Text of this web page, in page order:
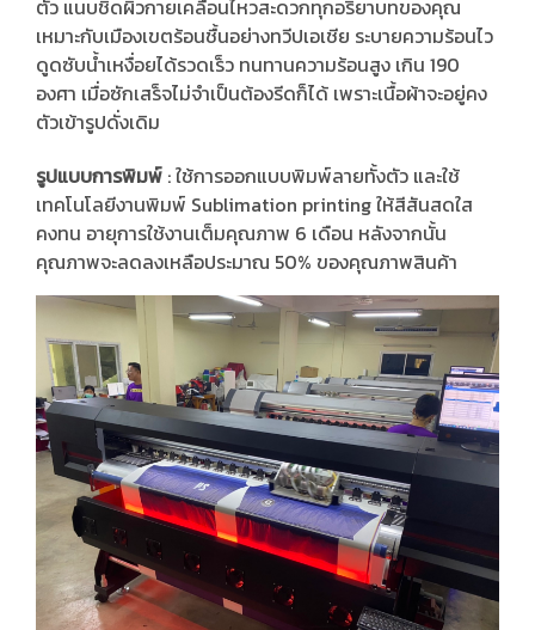
ตัว แนบชิดผิวกายเคลื่อนไหวสะดวกทุกอริยาบทของคุณ
เหมาะกับเมืองเขตร้อนชื้นอย่างทวีปเอเชีย ระบายความร้อนไว
ดูดซับน้ำเหงื่อยได้รวดเร็ว ทนทานความร้อนสูง เกิน 190
องศา เมื่อซักเสร็จไม่จำเป็นต้องรีดก็ได้ เพราะเนื้อผ้าจะอยู่คง
ตัวเข้ารูปดั่งเดิม
รูปแบบการพิมพ์ : ใช้การออกแบบพิมพ์ลายทั้งตัว และใช้
เทคโนโลยีงานพิมพ์ Sublimation printing ให้สีสันสดใส
คงทน อายุการใช้งานเต็มคุณภาพ 6 เดือน หลังจากนั้น
คุณภาพจะลดลงเหลือประมาณ 50% ของคุณภาพสินค้า